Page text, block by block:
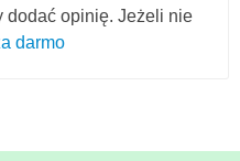
dodać opinię. Jeżeli nie
darmo